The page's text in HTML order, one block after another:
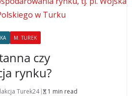
M. TUREK
czy
rynku?
Turek24 1 min read